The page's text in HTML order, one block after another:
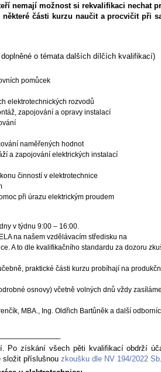
nemají možnost si rekvalifikaci nechat
části kurzu naučit a procvičit při
o témata dalších dílčích kvalifikací)
pomůcek
elektrotechnických rozvodů
zapojování a opravy instalací
naměřených hodnot
a zapojování elektrických instalací
činností v elektrotechnice
při úrazu elektrickým proudem
v týdnu 9:00 – 16:00.
na našem vzdělávacím středisku na
A to dle kvalifikačního standardu za dozoru
praktické části kurzu probíhají na
osnovy) včetně volných dnů vždy
MBA., Ing. Oldřich Bartůněk a další
Po získání všech pěti kvalifikací obdrží
složit příslušnou zkoušku dle NV 194/2022 Sb.